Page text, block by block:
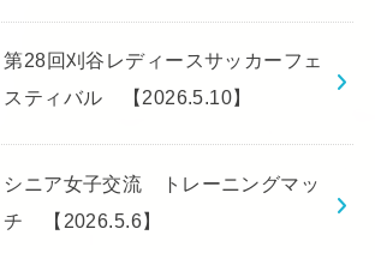
第28回刈谷レディースサッカーフェ
スティバル 【2026.5.10】
シニア女子交流 トレーニングマッ
チ 【2026.5.6】